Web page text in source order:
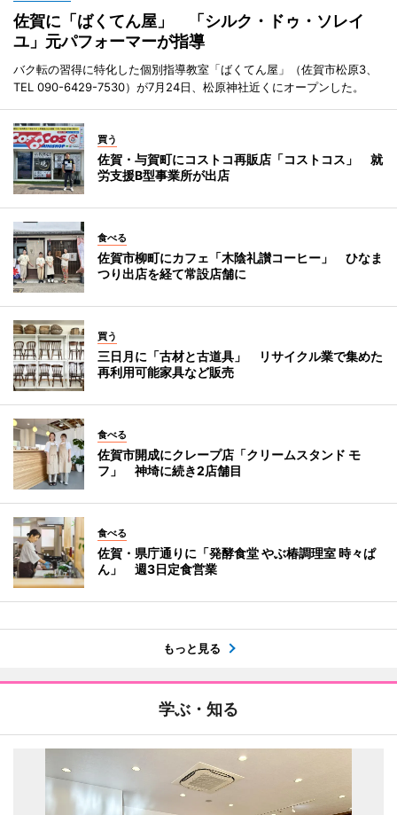
佐賀に「ばくてん屋」 「シルク・ドゥ・ソレイ
ユ」元パフォーマーが指導
バク転の習得に特化した個別指導教室「ばくてん屋」（佐賀市松原3、
TEL 090-6429-7530）が7月24日、松原神社近くにオープンした。
買う
佐賀・与賀町にコストコ再販店「コストコス」 就
労支援B型事業所が出店
食べる
佐賀市柳町にカフェ「木陰礼讃コーヒー」 ひなま
つり出店を経て常設店舗に
買う
三日月に「古材と古道具」 リサイクル業で集めた
再利用可能家具など販売
食べる
佐賀市開成にクレープ店「クリームスタンド モ
フ」 神埼に続き2店舗目
食べる
佐賀・県庁通りに「発酵食堂 やぶ椿調理室 時々ぱ
ん」 週3日定食営業
もっと見る
学ぶ・知る